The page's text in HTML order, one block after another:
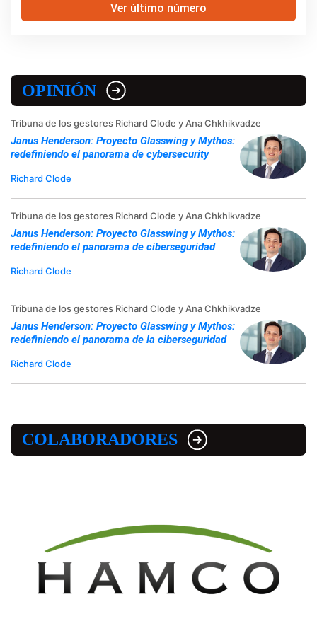
Ver último número
OPINIÓN
Tribuna de los gestores Richard Clode y Ana Chkhikvadze
Janus Henderson: Proyecto Glasswing y Mythos:
redefiniendo el panorama de cybersecurity
Richard Clode
Tribuna de los gestores Richard Clode y Ana Chkhikvadze
Janus Henderson: Proyecto Glasswing y Mythos:
redefiniendo el panorama de ciberseguridad
Richard Clode
Tribuna de los gestores Richard Clode y Ana Chkhikvadze
Janus Henderson: Proyecto Glasswing y Mythos:
redefiniendo el panorama de la ciberseguridad
Richard Clode
COLABORADORES